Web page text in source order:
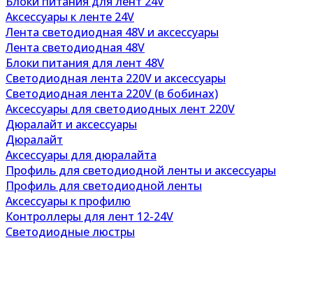
Аксессуары к ленте 24V
Лента светодиодная 48V и аксессуары
Лента светодиодная 48V
Блоки питания для лент 48V
Светодиодная лента 220V и аксессуары
Светодиодная лента 220V (в бобинах)
Аксессуары для светодиодных лент 220V
Дюралайт и аксессуары
Дюралайт
Аксессуары для дюралайта
Профиль для светодиодной ленты и аксессуары
Профиль для светодиодной ленты
Аксессуары к профилю
Контроллеры для лент 12-24V
Светодиодные люстры